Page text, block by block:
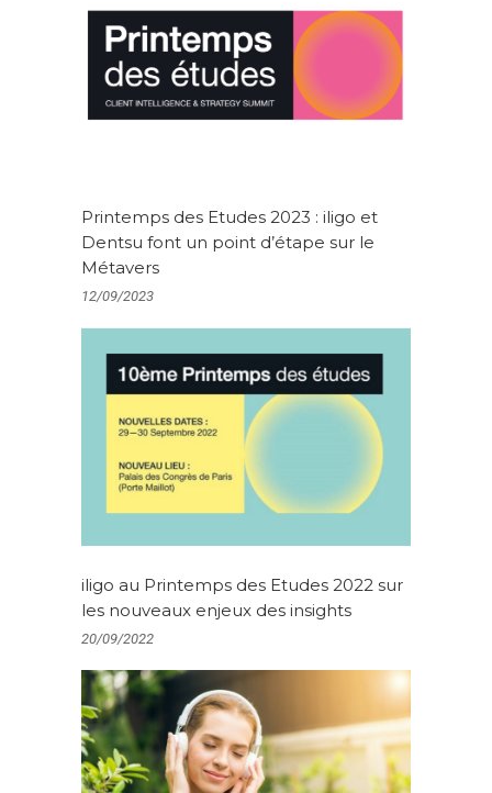
Printemps des Etudes 2023 : iligo et
Dentsu font un point d’étape sur le
Métavers
12/09/2023
iligo au Printemps des Etudes 2022 sur
les nouveaux enjeux des insights
20/09/2022